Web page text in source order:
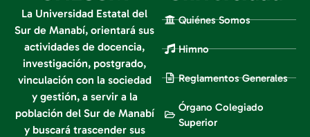
La Universidad Estatal del
Sur de Manabí, orientará sus
actividades de docencia,
investigación, postgrado,
vinculación con la sociedad
y gestión, a servir a la
población del Sur de Manabí
y buscará trascender sus
Quiénes Somos
Himno
Reglamentos Generales
Órgano Colegiado
Superior